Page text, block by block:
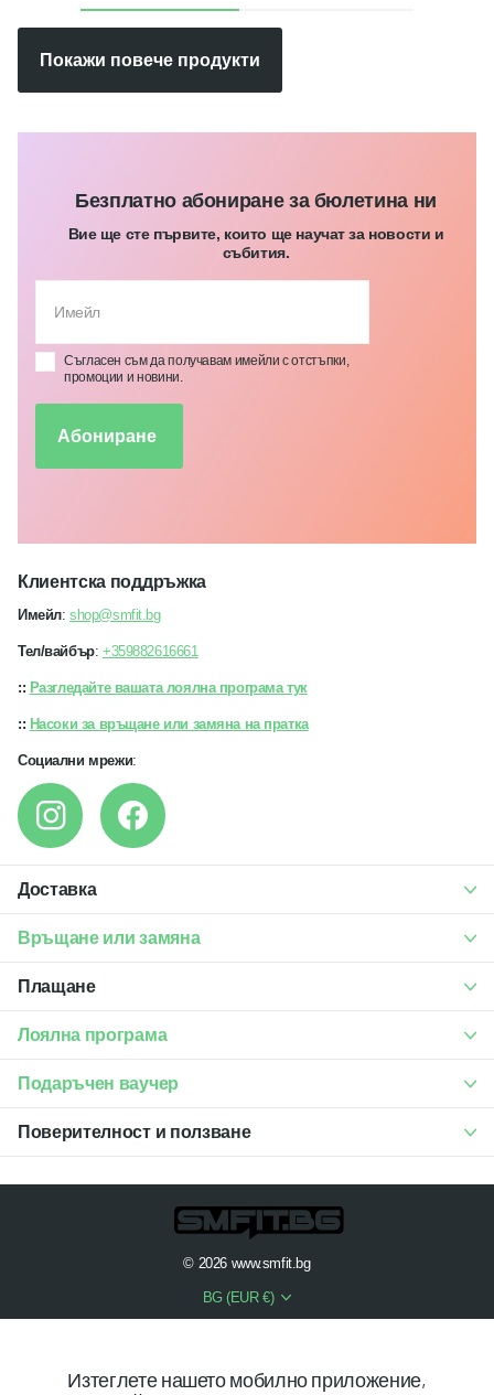
Покажи повече продукти
Безплатно абониране за бюлетина ни
Вие ще сте първите, които ще научат за новости и
събития.
Съгласен съм да получавам имейли с отстъпки,
промоции и новини.
Абониране
Доставка
Връщане или замяна
Плащане
Лоялна програма
Подаръчен ваучер
Поверителност и ползване
Клиентска поддръжка
Имейл:shop@smfit.bg
Тел/вайбър: +359882616661
:: Разгледайте вашата лоялна програма тук
:: Насоки за връщане или замяна на пратка
Социални мрежи:
© 2026www.smfit.bg
BG (EUR €)
Изтеглете нашето мобилно приложение,